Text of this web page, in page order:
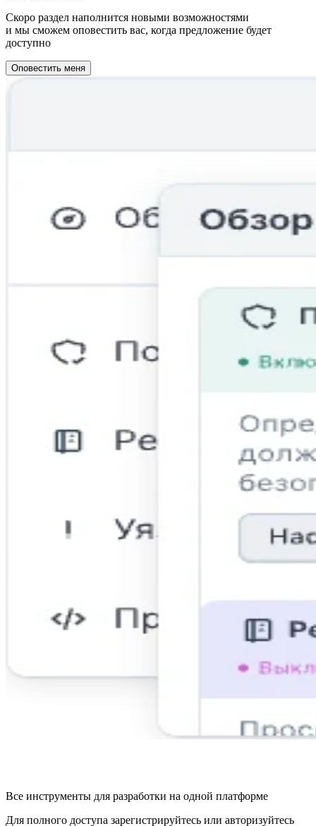
Скоро раздел наполнится новыми возможностями
и мы сможем оповестить вас, когда предложение будет
доступно
Оповестить меня
Все инструменты для разработки на одной платформе
Для полного доступа зарегистрируйтесь или авторизуйтесь